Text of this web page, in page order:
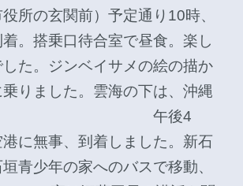
所の玄関前）予定通り10時、
。搭乗口待合室で昼食。楽し
た。ジンベイサメの絵の描か
りました。雲海の下は、沖縄
。 午後4
に無事、到着しました。新石
青少年の家へのバスで移動、